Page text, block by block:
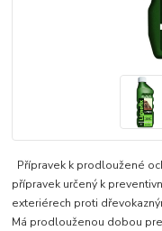
Přípravek k prodloužené
přípravek určený k
exteriérech proti
Má prodlouženou dobou